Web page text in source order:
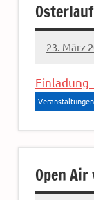
23. März
Sven
Veranstaltungen
Open Air